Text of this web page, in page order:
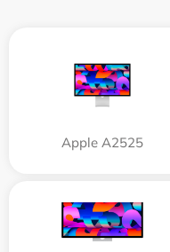
Apple А2525